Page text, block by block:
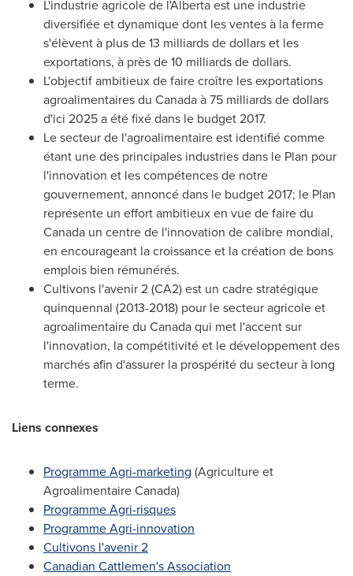
L'industrie agricole de l'Albertaest une industrie
diversifiée et dynamique dont les ventes à la ferme
s'élèvent à plus de 13 milliards de dollars et les
exportations, à près de 10 milliards de dollars.
L'objectif ambitieux de faire croître les exportations
agroalimentaires du Canadaà 75 milliards de dollars
d'ici 2025 a été fixé dans le budget 2017.
Le secteur de l'agroalimentaire est identifié comme
étant une des principales industries dans le Plan pour
l'innovation et les compétences de notre
gouvernement, annoncé dans le budget 2017; le Plan
représente un effort ambitieux en vue de faire du
Canada un centre de l'innovation de calibre mondial,
en encourageant la croissance et la création de bons
emplois bien rémunérés.
Cultivons l'avenir 2 (CA2) est un cadre stratégique
quinquennal (2013-2018) pour le secteur agricole et
agroalimentaire du Canadaqui met l'accent sur
l'innovation, la compétitivité et le développement des
marchés afin d'assurer la prospérité du secteur à long
terme.
Liens connexes
Programme Agri-marketing (Agriculture et
Agroalimentaire Canada)
Programme Agri-risques
Programme Agri-innovation
Cultivons l'avenir 2
Canadian Cattlemen's Association